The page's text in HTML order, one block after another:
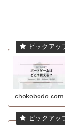
chokobodo.com